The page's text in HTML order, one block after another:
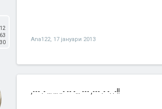
63
30 Ana122, 17 јануари 2013
,--- .- ... ... ..- -- -... --- ,--- .- -. .-!!